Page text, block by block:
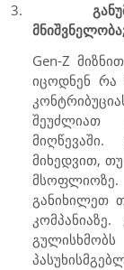
3.
Gen-Z
იცოდნენ რა
შეუძლიათ
მიხედვით,
განიხილეთ